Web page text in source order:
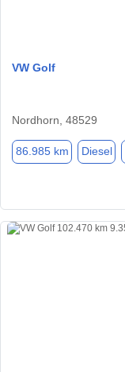
VW Golf
Nordhorn, 48529
86.985 km Diesel